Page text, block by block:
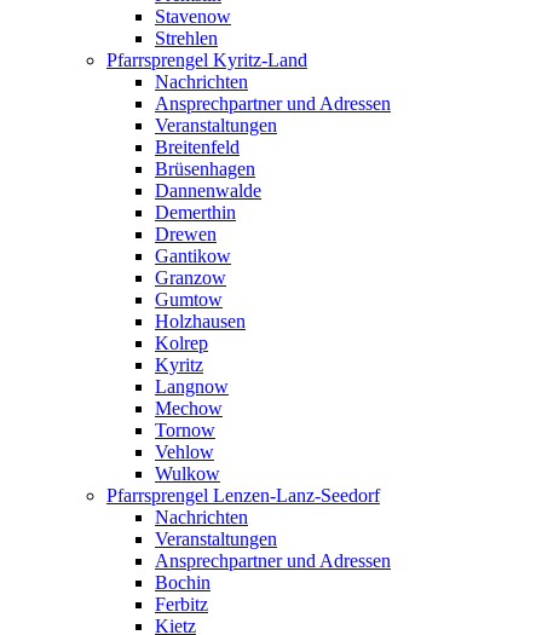
Stavenow
Strehlen
Pfarrsprengel Kyritz-Land
Nachrichten
Ansprechpartner und Adressen
Veranstaltungen
Breitenfeld
Brüsenhagen
Dannenwalde
Demerthin
Drewen
Gantikow
Granzow
Gumtow
Holzhausen
Kolrep
Kyritz
Langnow
Mechow
Tornow
Vehlow
Wulkow
Pfarrsprengel Lenzen-Lanz-Seedorf
Nachrichten
Veranstaltungen
Ansprechpartner und Adressen
Bochin
Ferbitz
Kietz